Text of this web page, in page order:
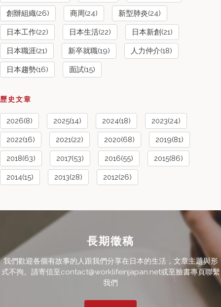
創辦組織(26) 商周(24) 新型肺炎(24)
日本工作(22) 日本生活(22) 日本新創(21)
日本職涯(21) 新卒就職(19) 人力仲介(18)
日本趨勢(16) 面試(15)
歷史文章
2026(8) 2025(14) 2024(18) 2023(24)
2022(16) 2021(22) 2020(68) 2019(81)
2018(63) 2017(53) 2016(55) 2015(86)
2014(15) 2013(28) 2012(26)
長期徵稿
我們歡迎各個有故事的人跟我們分享在日本的生活，文章主題與形
式不拘。請寄信至contact@worklifeinjapan.net或至臉書專頁聯繫
我們